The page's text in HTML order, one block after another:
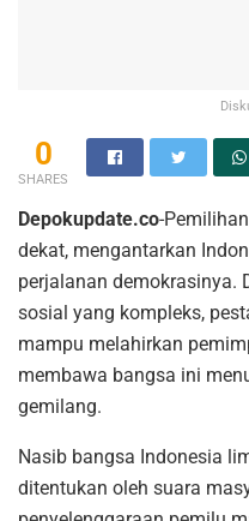
0
SHARES
Depokupdate.co-
dekat, mengantarkan
perjalanan demokrasinya.
sosial yang kompleks,
mampu melahirkan
membawa bangsa ini
gemilang.
Nasib bangsa Indonesia
ditentukan oleh suara